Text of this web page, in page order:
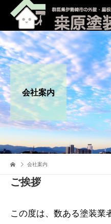
会社案内
会社案内
ご挨拶
この度は、数ある塗装業